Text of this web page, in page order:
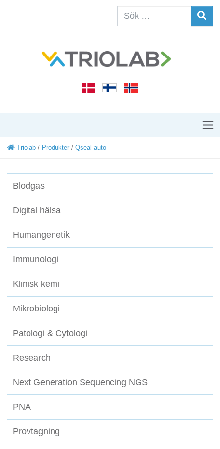
Triolab / Produkter / Qseal auto
Blodgas
Digital hälsa
Humangenetik
Immunologi
Klinisk kemi
Mikrobiologi
Patologi & Cytologi
Research
Next Generation Sequencing NGS
PNA
Provtagning